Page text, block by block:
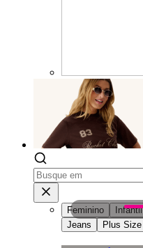
Feminino Infantil
Jeans
Plus Size
1